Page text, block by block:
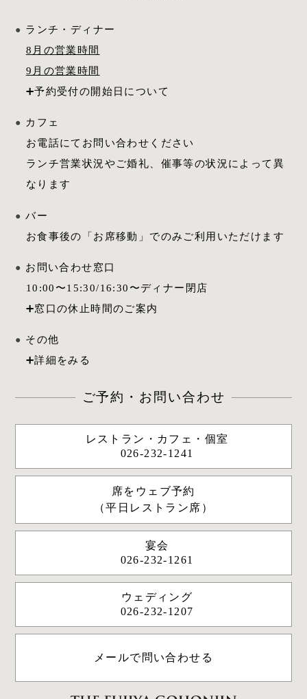
ランチ・ディナー
8月の営業時間
9月の営業時間
カフェ
お電話にてお問い合わせください
ランチ営業状況やご婚礼、催事等の状況によって異
なります
バー
お食事後の「お席移動」でのみご利用いただけます
お問い合わせ窓口
10:00 〜15:30/16:30 〜ディナー閉店
その他
ご予約・お問い合わせ
レストラン・カフェ・個室
026-232-1241
席をウェブ予約
（平日レストラン席）
宴会
026-232-1261
ウェディング
026-232-1207
メールで問い合わせる